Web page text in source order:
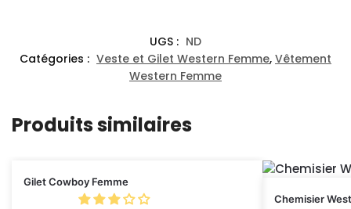
UGS : ND
Catégories : Veste et Gilet Western Femme, Vêtement
Western Femme
Produits similaires
Gilet Cowboy Femme
Chemisier